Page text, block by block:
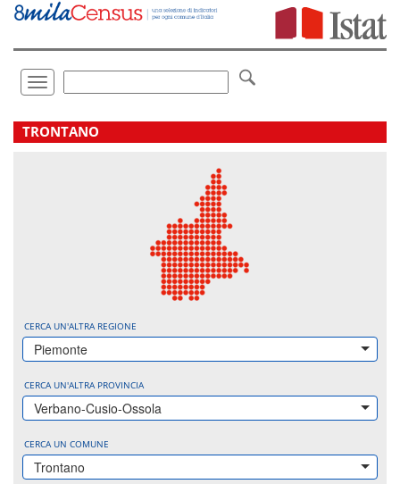
Vai
direttamente
Toggle
navigation
.
TRONTANO
CERCA UN'ALTRA REGIONE
Piemonte
CERCA UN'ALTRA PROVINCIA
Verbano-Cusio-Ossola
CERCA UN COMUNE
Trontano